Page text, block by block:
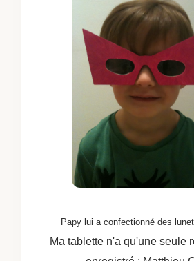
Papy lui a confectionné des
Ma tablette n'a qu'une seule